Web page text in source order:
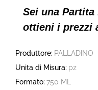
Sei una Partita
ottieni i prezzi
Produttore: PALLADINO
Unita di Misura: pz
Formato: 750 ML